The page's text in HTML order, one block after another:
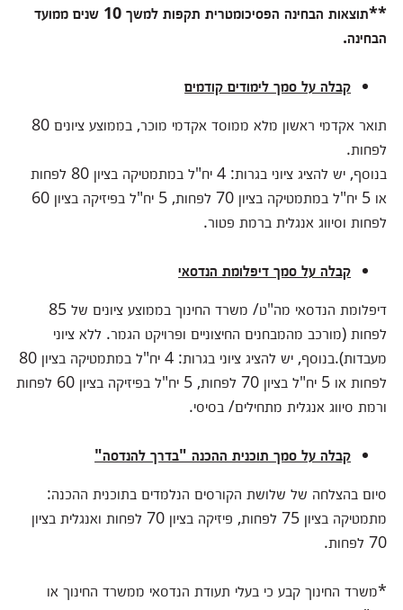
**תוצאות הבחינה הפסיכומטרית תקפות למשך 10 שנים ממועד
הבחינה.
קבלה על סמך לימודים קודמים
תואר אקדמי ראשון מלא ממוסד אקדמי מוכר, בממוצע ציונים 80
לפחות.
בנוסף, יש להציג ציוני בגרות: 4 יח"ל במתמטיקה בציון 80 לפחות
או 5 יח"ל במתמטיקה בציון 70 לפחות, 5 יח"ל בפיזיקה בציון 60
לפחות וסיווג אנגלית ברמת פטור.
קבלה על סמך דיפלומת הנדסאי
דיפלומת הנדסאי מה"ט/ משרד החינוך בממוצע ציונים של 85
לפחות (מורכב מהמבחנים החיצוניים ופרויקט הגמר. ללא ציוני
מעבדות).בנוסף, יש להציג ציוני בגרות: 4 יח"ל במתמטיקה בציון 80
לפחות או 5 יח"ל בציון 70 לפחות, 5 יח"ל בפיזיקה בציון 60 לפחות
ורמת סיווג אנגלית מתחילים/ בסיסי.
קבלה על סמך תוכנית ההכנה "בדרך להנדסה"
סיום בהצלחה של שלושת הקורסים הנלמדים בתוכנית ההכנה:
מתמטיקה בציון 75 לפחות, פיזיקה בציון 70 לפחות ואנגלית בציון
70 לפחות.
*משרד החינוך קבע כי בעלי תעודת הנדסאי ממשרד החינוך או